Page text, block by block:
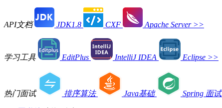
API文档 JDK1.8 CXF Apache Server >>
学习工具 EditPlus IntelliJ IDEA Eclipse >>
热门面试 排序算法 Java基础 Spring 面试